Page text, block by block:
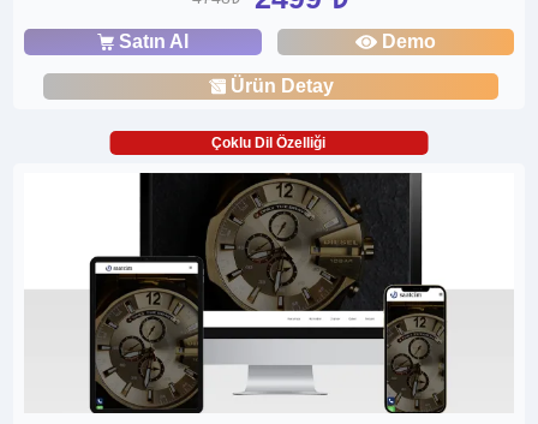
Satın Al Demo
Ürün Detay
Çoklu Dil Özelliği